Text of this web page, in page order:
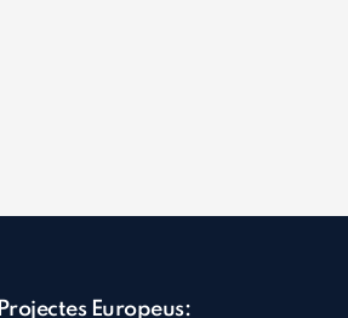
Projectes Europeus: